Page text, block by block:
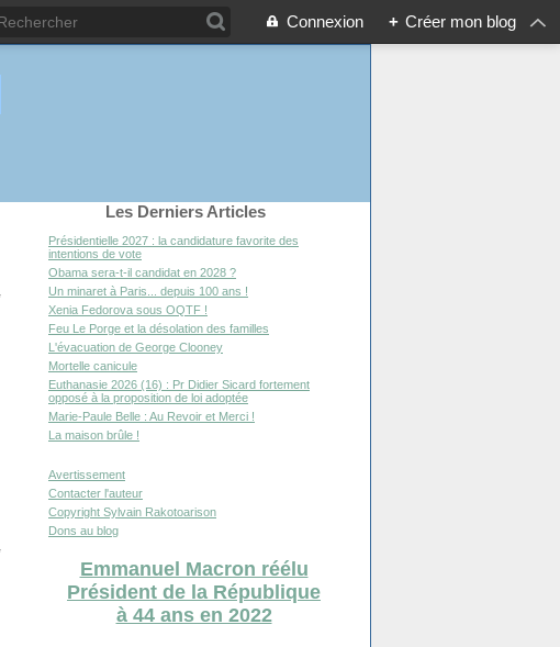
Connexion + Créer mon blog
Les Derniers Articles
Présidentielle 2027 : la candidature favorite des
intentions de vote
Obama sera-t-il candidat en 2028 ?
Un minaret à Paris... depuis 100 ans !
Xenia Fedorova sous OQTF !
Feu Le Porge et la désolation des familles
L'évacuation de George Clooney
Mortelle canicule
Euthanasie 2026 (16) : Pr Didier Sicard fortement
opposé à la proposition de loi adoptée
Marie-Paule Belle : Au Revoir et Merci !
La maison brûle !
Avertissement
Contacter l'auteur
Copyright Sylvain Rakotoarison
Dons au blog
Emmanuel Macron réélu
Président de la République
à 44 ans en 2022